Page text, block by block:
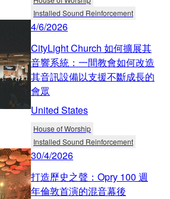
Installed Sound Reinforcement
4/6/2026
CityLight Church 如何擴展其
音響系統：一間教會如何改造
其音訊設備以支援不斷成長的
會眾
United States
House of Worship
Installed Sound Reinforcement
30/4/2026
打造歷史之聲：Opry 100 週
年倫敦首演的混音幕後